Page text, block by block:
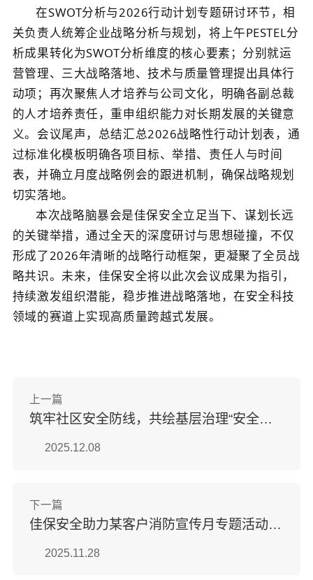
在SWOT分析与2026行动计划专题研讨环节，相
关负责人统筹企业战略分析与规划，将上午PESTEL分
析成果转化为SWOT分析维度的核心要素；分别就运
营管理、三大战略落地、技术与质量管理提出具体行
动项；再次聚焦人才培养与公司文化，明确各副总裁
的人才培养责任，重申组织能力对长期发展的关键意
义。会议尾声， 总结汇总2026战略性行动计划表，通
过标准化模板明确各项目标、举措、责任人与时间
表，并确立月度战略例会的跟进机制，确保战略规划
切实落地。
本次战略脑暴会是佳保安全立足当下、谋划长远
的关键举措，通过全天的深度研讨与思想碰撞，不仅
形成了2026年清晰的战略行动框架，更凝聚了全员战
略共识。未来，佳保安全将以此次会议成果为指引，
持续激发组织潜能，稳步推进战略落地，在安全科技
领域的赛道上实现高质量跨越式发展。
上一篇
筑牢社区安全防线，共绘基层治理“安全底色” “安全生产月”小散工程与零星作业专项培训
2025.12.08
下一篇
佳保安全助力某客户消防宣传月专题活动——以“理论+实操”筑牢安全防线
2025.11.28